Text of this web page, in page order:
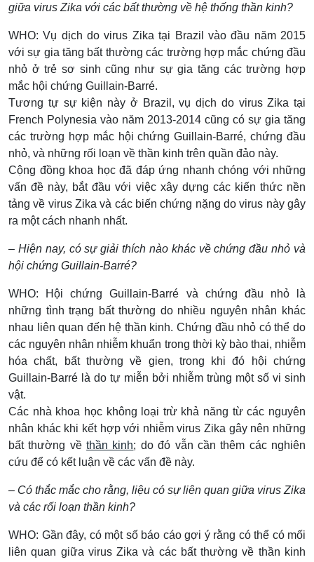
giữa virus Zika với các bất thường về hệ thống thần kinh?
WHO: Vụ dịch do virus Zika tại Brazil vào đầu năm 2015
với sự gia tăng bất thường các trường hợp mắc chứng đầu
nhỏ ở trẻ sơ sinh cũng như sự gia tăng các trường hợp
mắc hội chứng Guillain-Barré.
Tương tự sự kiện này ở Brazil, vụ dịch do virus Zika tại
French Polynesia vào năm 2013-2014 cũng có sự gia tăng
các trường hợp mắc hội chứng Guillain-Barré, chứng đầu
nhỏ, và những rối loạn về thần kinh trên quần đảo này.
Cộng đồng khoa học đã đáp ứng nhanh chóng với những
vấn đề này, bắt đầu với việc xây dựng các kiến thức nền
tảng về virus Zika và các biến chứng nặng do virus này gây
ra một cách nhanh nhất.
– Hiện nay, có sự giải thích nào khác về chứng đầu nhỏ và
hội chứng Guillain-Barré?
WHO: Hội chứng Guillain-Barré và chứng đầu nhỏ là
những tình trạng bất thường do nhiều nguyên nhân khác
nhau liên quan đến hệ thần kinh. Chứng đầu nhỏ có thể do
các nguyên nhân nhiễm khuẩn trong thời kỳ bào thai, nhiễm
hóa chất, bất thường về gien, trong khi đó hội chứng
Guillain-Barré là do tự miễn bởi nhiễm trùng một số vi sinh
vật.
Các nhà khoa học không loại trừ khả năng từ các nguyên
nhân khác khi kết hợp với nhiễm virus Zika gây nên những
bất thường vềthần kinh; do đó vẫn cần thêm các nghiên
cứu để có kết luận về các vấn đề này.
– Có thắc mắc cho rằng, liệu có sự liên quan giữa virus Zika
và các rối loạn thần kinh?
WHO: Gần đây, có một số báo cáo gợi ý rằng có thể có mối
liên quan giữa virus Zika và các bất thường về thần kinh